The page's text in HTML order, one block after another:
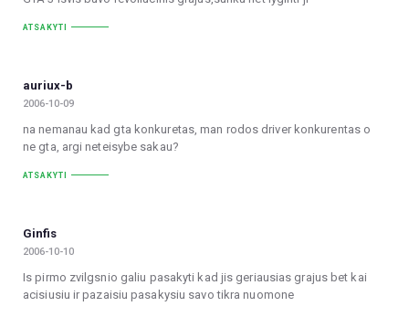
ATSAKYTI
auriux-b
2006-10-09
na nemanau kad gta konkuretas, man rodos driver konkurentas o
ne gta, argi neteisybe sakau?
ATSAKYTI
Ginfis
2006-10-10
Is pirmo zvilgsnio galiu pasakyti kad jis geriausias grajus bet kai
acisiusiu ir pazaisiu pasakysiu savo tikra nuomone